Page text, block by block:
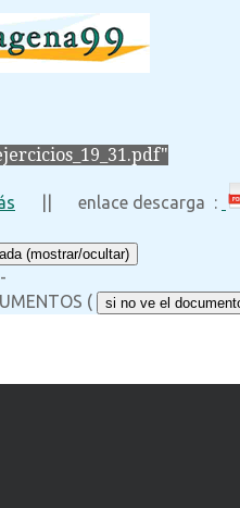
|| enlace descarga :
(mostrar/ocultar)
(
si no ve el